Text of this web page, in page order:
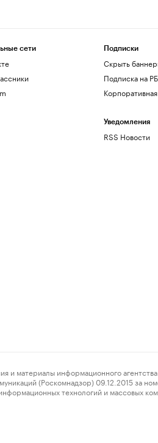
сети Подписки
Скрыть
Подписка на
Уведомления
RSS Новости
информационного агентства
(Роскомнадзор) 09.12.2015 за
технологий и массовых